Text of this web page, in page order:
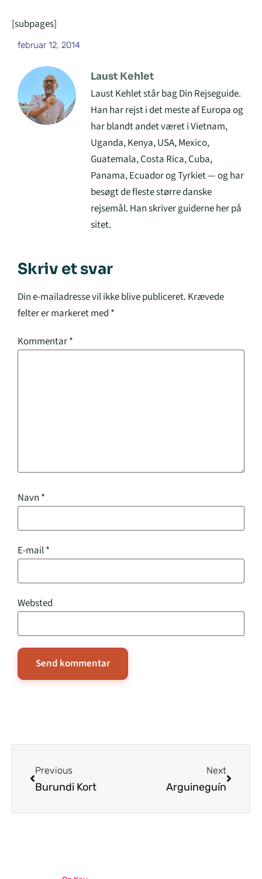
[subpages]
februar 12, 2014
Laust Kehlet
Laust Kehlet står bag Din Rejseguide.
Han har rejst i det meste af Europa og
har blandt andet været i Vietnam,
Uganda, Kenya, USA, Mexico,
Guatemala, Costa Rica, Cuba,
Panama, Ecuador og Tyrkiet — og har
besøgt de fleste større danske
rejsemål. Han skriver guiderne her på
sitet.
Skriv et svar
Din e-mailadresse vil ikke blive publiceret. Krævede
felter er markeret med *
Kommentar*
Navn *
E-mail*
Websted
Previous
Burundi Kort
Next
Arguineguín